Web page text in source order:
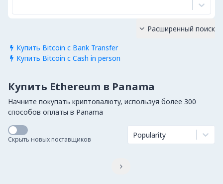
 Купить Bitcoin с Bank Transfer
 Купить Bitcoin с Cash in person
 Расширенный поиск
Купить Ethereum в Panama
Начните покупать криптовалюту, используя более 300
способов оплаты в Panama
Скрыть новых поставщиков Popularity
